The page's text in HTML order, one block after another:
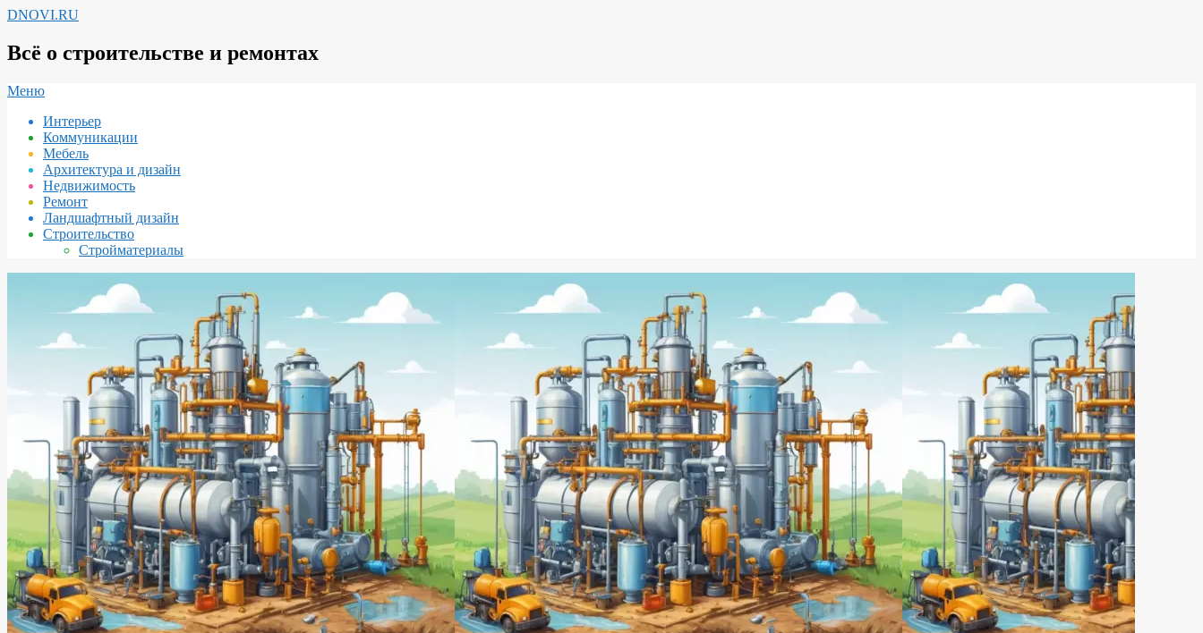
Перейти
содержимому
DNOVI.RU
Всё о строительстве и ремонтах
Вторичное
навигации
Меню
Интерьер
Коммуникации
Мебель
Архитектура и дизайн
Недвижимость
Ремонт
Ландшафтный дизайн
Строительство
Стройматериалы